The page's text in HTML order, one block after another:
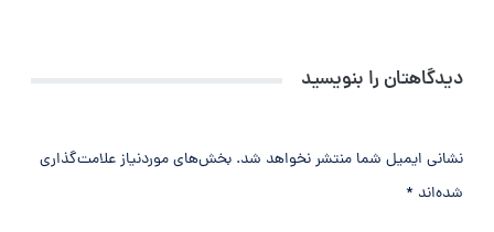
دیدگاهتان را بنویسید
نشانی ایمیل شما منتشر نخواهد شد. بخش‌های موردنیاز علامت‌گذاری
شده‌اند *